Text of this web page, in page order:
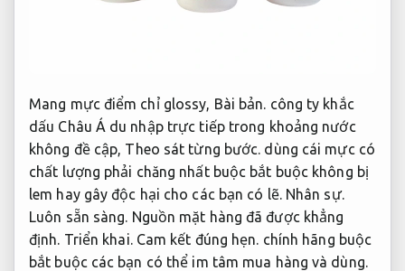
Mang mực điểm chỉ glossy, Bài bản. công ty khắc
dấu Châu Á du nhập trực tiếp trong khoảng nước
không đề cập, Theo sát từng bước. dùng cái mực có
chất lượng phải chăng nhất buộc bắt buộc không bị
lem hay gây độc hại cho các bạn có lẽ. Nhân sự.
Luôn sẵn sàng. Nguồn mặt hàng đã được khẳng
định. Triển khai. Cam kết đúng hẹn. chính hãng buộc
bắt buộc các bạn có thể im tâm mua hàng và dùng.